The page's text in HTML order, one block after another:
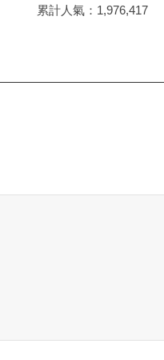
累計人氣： 1,976,417